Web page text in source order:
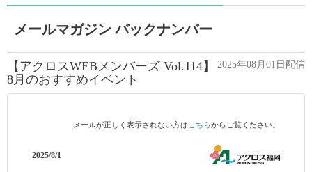
メールマガジン バックナンバー
2025年08月01日配信
【アクロスWEBメンバーズ Vol.114】
8月のおすすめイベント
メールが正しく表示されない方は こちらからご覧ください。
2025/8/1